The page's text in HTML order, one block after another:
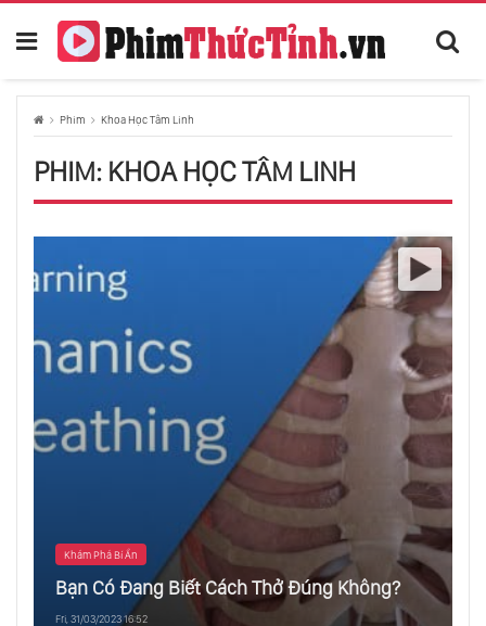
Phim Khoa Học Tâm Linh
PHIM: KHOA HỌC TÂM LINH
Khám Phá Bí Ẩn
Bạn Có Đang Biết Cách Thở Đúng Không?
Fri, 31/03/2023 16:52